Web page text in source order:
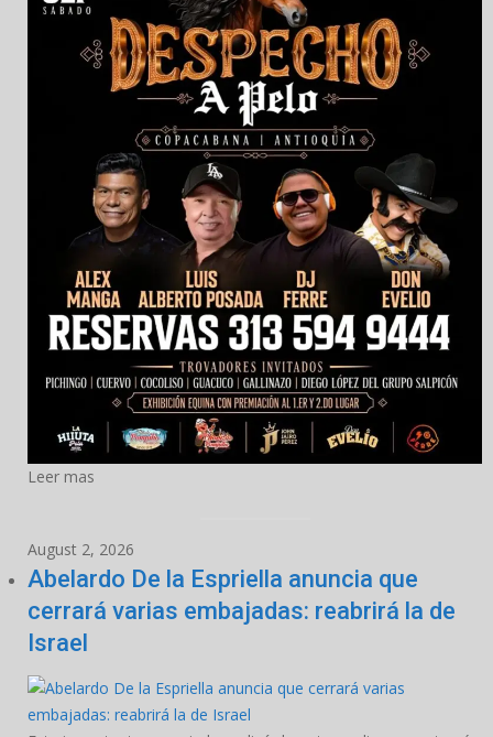
Leer mas
August 2, 2026
Abelardo De la Espriella anuncia que
cerrará varias embajadas: reabrirá la de
Israel